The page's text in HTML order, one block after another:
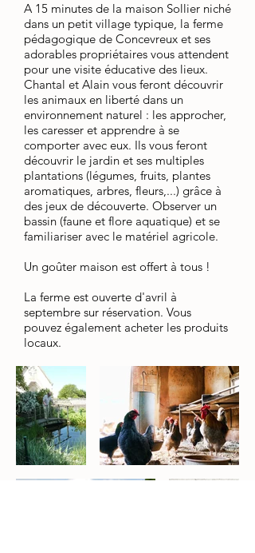
A 15 minutes de la maison Sollier niché
dans un petit village typique, la ferme
pédagogique de Concevreux et ses
adorables propriétaires vous attendent
pour une visite éducative des lieux.
Chantal et Alain vous feront découvrir
les animaux en liberté dans un
environnement naturel : les approcher,
les caresser et apprendre à se
comporter avec eux. Ils vous feront
découvrir le jardin et ses multiples
plantations (légumes, fruits, plantes
aromatiques, arbres, fleurs,...) grâce à
des jeux de découverte. Observer un
bassin (faune et flore aquatique) et se
familiariser avec le matériel agricole.
Un goûter maison est offert à tous !
La ferme est ouverte d'avril à
septembre sur réservation. Vous
pouvez également acheter les produits
locaux.